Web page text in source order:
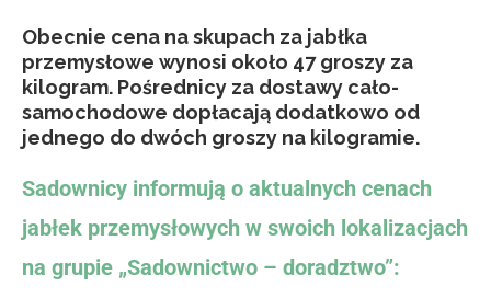
Obecnie cena na skupach za jabłka
przemysłowe wynosi około 47 groszy za
kilogram. Pośrednicy za dostawy cało-
samochodowe dopłacają dodatkowo od
jednego do dwóch groszy na kilogramie.
Sadownicy informują o aktualnych cenach
jabłek przemysłowych w swoich lokalizacjach
na grupie „Sadownictwo – doradztwo”: